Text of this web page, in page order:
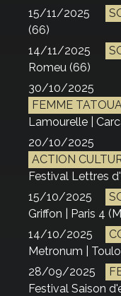
15/11/2025
(66)
14/11/2025
Romeu (66)
30/10/2025
FEMME
Lamourelle |
20/10/2025
ACTION
Festival Lettres
15/10/2025
Griffon | Paris 4
14/10/2025
Metronum |
28/09/2025
Festival Saison